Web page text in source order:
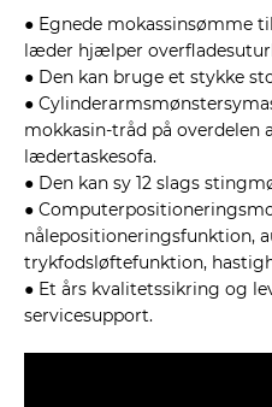
● Egnede mokassinsømme
læder hjælper
● Den kan bruge et stykke
●
mokkasin-tråd på
lædertaskesofa.
● Den kan sy 12 slags
●
nålepositioneringsfunktion,
trykfodsløftefunktion,
● Et års kvalitetssikring og
servicesupport.